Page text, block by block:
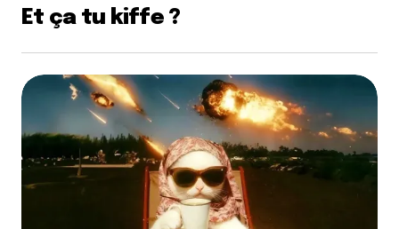
Et ça tu kiffe ?